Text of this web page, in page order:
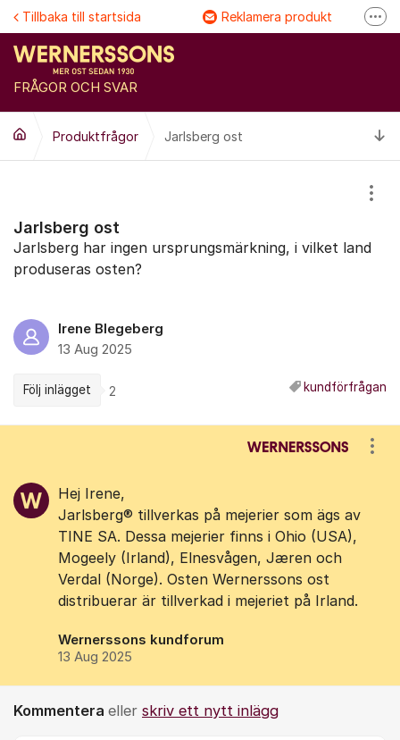
Hoppa till innehåll
FRÅGOR OCH SVAR
Tillbaka till startsida Reklamera produkt
FAQ
Produktfrågor Jarlsberg ost
Jarlsberg ost
Jarlsberg har ingen ursprungsmärkning, i vilket land
produseras osten?
Irene Blegeberg
13 Aug 2025
kundförfrågan
Följ inlägget 2
Hej Irene,
Jarlsberg® tillverkas på mejerier som ägs av
TINE SA. Dessa mejerier finns i Ohio (USA),
Mogeely (Irland), Elnesvågen, Jæren och
Verdal (Norge). Osten Wernerssons ost
distribuerar är tillverkad i mejeriet på Irland.
Wernerssons kundforum
13 Aug 2025
Kommentera eller skriv ett nytt inlägg